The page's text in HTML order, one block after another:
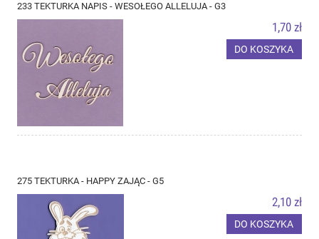
233 TEKTURKA NAPIS - WESOŁEGO ALLELUJA - G3
1,70 zł
DO KOSZYKA
275 TEKTURKA - HAPPY ZAJĄC - G5
2,10 zł
DO KOSZYKA